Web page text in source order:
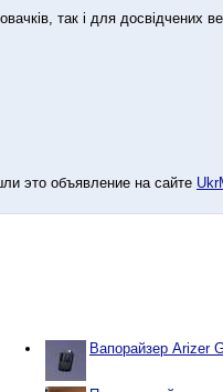
так і для досвідчених
это объявление на сайте
Вапорайзер Arizer